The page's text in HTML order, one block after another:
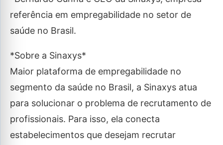
referência em empregabilidade no setor de
saúde no Brasil.
*Sobre a Sinaxys*
Maior plataforma de empregabilidade no
segmento da saúde no Brasil, a Sinaxys atua
para solucionar o problema de recrutamento de
profissionais. Para isso, ela conecta
estabelecimentos que desejam recrutar